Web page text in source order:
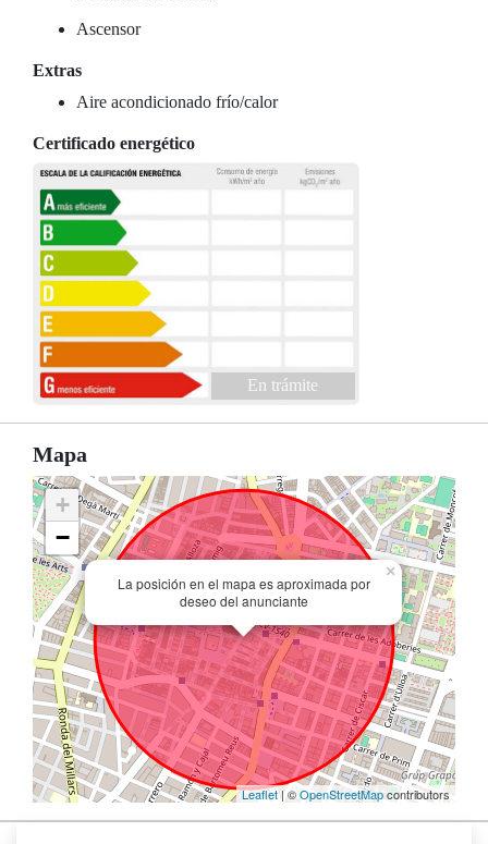
Ascensor
Extras
Aire acondicionado frío/calor
Certificado energético
En trámite
Mapa
La posición en el mapa es aproximada por
deseo del anunciante
×
+
−
Leaflet| ©OpenStreetMapcontributors